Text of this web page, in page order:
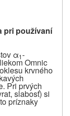
pri používaní
α1-
Omnic
krvného
Pri prvých
slabosť) si
príznaky